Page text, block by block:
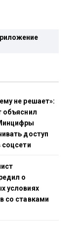
не решает»:
объяснил
доступ
соцсети
о
условиях
со ставками